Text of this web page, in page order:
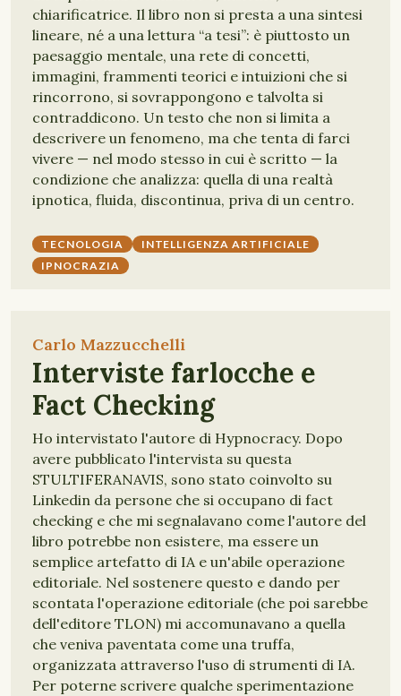
chiarificatrice. Il libro non si presta a una sintesi
lineare, né a una lettura “a tesi”: è piuttosto un
paesaggio mentale, una rete di concetti,
immagini, frammenti teorici e intuizioni che si
rincorrono, si sovrappongono e talvolta si
contraddicono. Un testo che non si limita a
descrivere un fenomeno, ma che tenta di farci
vivere — nel modo stesso in cui è scritto — la
condizione che analizza: quella di una realtà
ipnotica, fluida, discontinua, priva di un centro.
TECNOLOGIA
INTELLIGENZA ARTIFICIALE
IPNOCRAZIA
Carlo Mazzucchelli
Interviste farlocche e
Fact Checking
Ho intervistato l'autore di Hypnocracy. Dopo
avere pubblicato l'intervista su questa
STULTIFERANAVIS, sono stato coinvolto su
Linkedin da persone che si occupano di fact
checking e che mi segnalavano come l'autore del
libro potrebbe non esistere, ma essere un
semplice artefatto di IA e un'abile operazione
editoriale. Nel sostenere questo e dando per
scontata l'operazione editoriale (che poi sarebbe
dell'editore TLON) mi accomunavano a quella
che veniva paventata come una truffa,
organizzata attraverso l'uso di strumenti di IA.
Per poterne scrivere qualche sperimentazione